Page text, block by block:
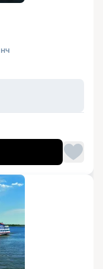
нч